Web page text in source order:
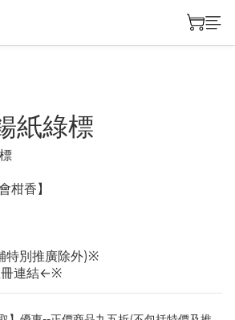
紙綠標
柑香】
特別推廣除外)※
冊連結←※